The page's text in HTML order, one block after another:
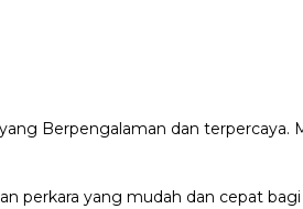
Berpengalaman dan terpercaya.
perkara yang mudah dan cepat bagi